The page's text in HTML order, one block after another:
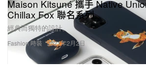
Fashion 時裝
Maison Kitsuné 攜手 Native
Chillax Fox 聯名系列
經典而獨特的設計。
2021年2月2日